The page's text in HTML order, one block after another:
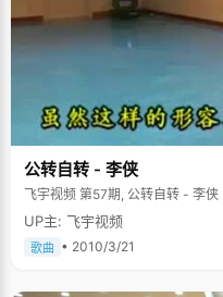
公转自转 - 李侠
飞宇视频 第57期, 公转自转 - 李侠
UP主: 飞宇视频
歌曲 • 2010/3/21